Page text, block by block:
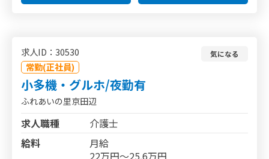
求人ID：30530
常勤(正社員)
気になる
小多機・グルホ/夜勤有
ふれあいの里京田辺
求人職種
介護士
給料
月給
22万円～25.6万円